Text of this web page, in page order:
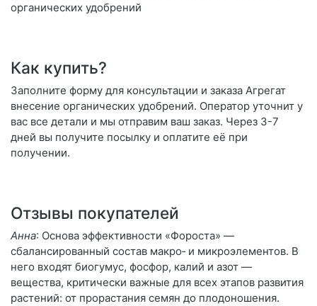
органических удобрений
Как купить?
Заполните форму для консультации и заказа Агрегат
внесение органических удобрений. Оператор уточнит у
вас все детали и мы отправим ваш заказ. Через 3-7
дней вы получите посылку и оплатите её при
получении.
Отзывы покупателей
Анна: Основа эффективности «Фороста» —
сбалансированный состав макро‑ и микроэлементов. В
него входят биогумус, фосфор, калий и азот —
вещества, критически важные для всех этапов развития
растений: от прорастания семян до плодоношения.